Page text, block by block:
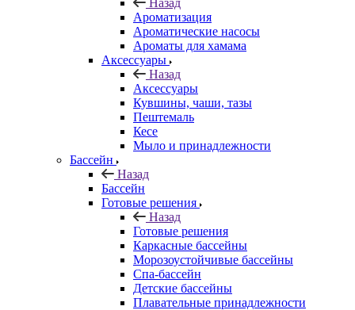
Назад
Ароматизация
Ароматические насосы
Ароматы для хамама
Аксессуары
Назад
Аксессуары
Кувшины, чаши, тазы
Пештемаль
Кесе
Мыло и принадлежности
Бассейн
Назад
Бассейн
Готовые решения
Назад
Готовые решения
Каркасные бассейны
Морозоустойчивые бассейны
Спа-бассейн
Детские бассейны
Плавательные принадлежности